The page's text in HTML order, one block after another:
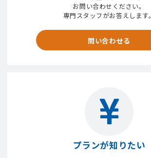
お問い合わせください。
専門スタッフがお答えします。
問い合わせる
プランが知りたい